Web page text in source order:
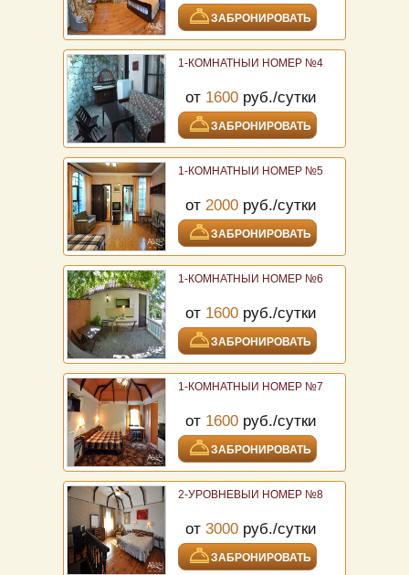
ЗАБРОНИРОВАТЬ
1-КОМНАТНЫЙ НОМЕР №4
от 1600 руб./сутки
ЗАБРОНИРОВАТЬ
1-КОМНАТНЫЙ НОМЕР №5
от 2000 руб./сутки
ЗАБРОНИРОВАТЬ
1-КОМНАТНЫЙ НОМЕР №6
от 1600 руб./сутки
ЗАБРОНИРОВАТЬ
1-КОМНАТНЫЙ НОМЕР №7
от 1600 руб./сутки
ЗАБРОНИРОВАТЬ
2-УРОВНЕВЫЙ НОМЕР №8
от 3000 руб./сутки
ЗАБРОНИРОВАТЬ